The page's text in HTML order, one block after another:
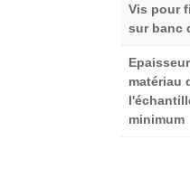
Vis pour
sur banc
matériau
minimum